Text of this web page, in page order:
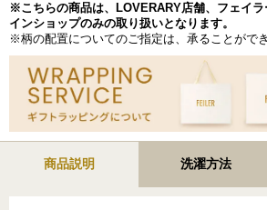
※こちらの商品は、LOVERARY店舗、フェイ
インショップのみの取り扱いとなります。
※柄の配置についてのご指定は、承ることができ
商品説明 洗濯方法